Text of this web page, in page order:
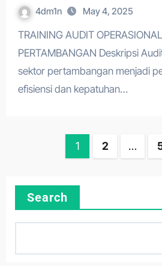
4dm1n May 4, 2025
TRAINING AUDIT OPERASIONAL DI INDUSTRI
PERTAMBANGAN Deskripsi
sektor pertambangan menjadi
efisiensi dan kepatuhan…
1 2 …
Search